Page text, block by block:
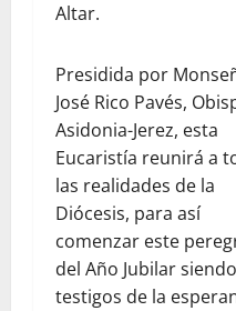
Altar.
Presidida por
José Rico Pavés,
Asidonia-Jerez, esta
Eucaristía reunirá a
las realidades de la
Diócesis, para así
comenzar este
del Año Jubilar siendo
testigos de la